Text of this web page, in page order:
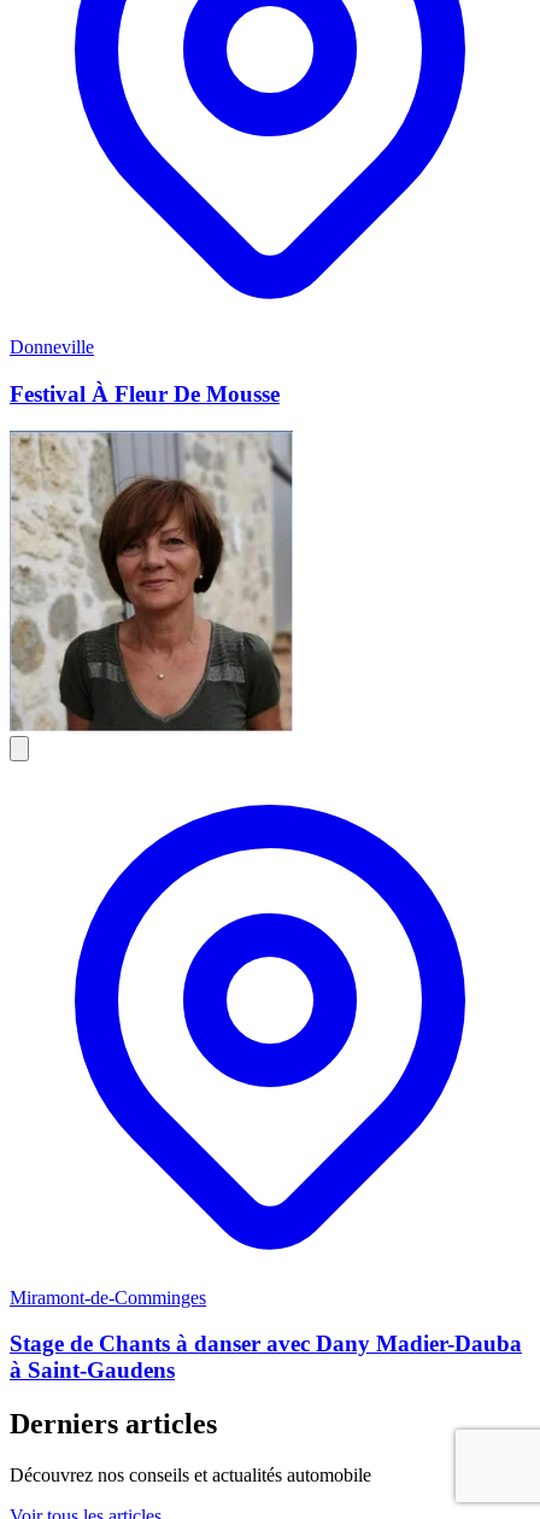
Donneville
Festival À Fleur De Mousse
Miramont-de-Comminges
Stage de Chants à danser avec Dany Madier-Dauba
à Saint-Gaudens
Derniers articles
Découvrez nos conseils et actualités automobile